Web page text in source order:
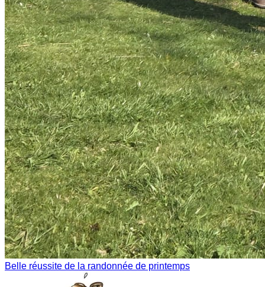
Belle réussite de la randonnée de printemps